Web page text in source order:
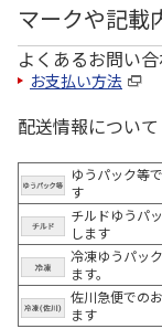
マークや記載
よくあるお問い
お支払い方法
配送情報について
ゆうパック等
す
チルドゆうパ
します
冷凍ゆうパッ
ます。
佐川急便での
ます